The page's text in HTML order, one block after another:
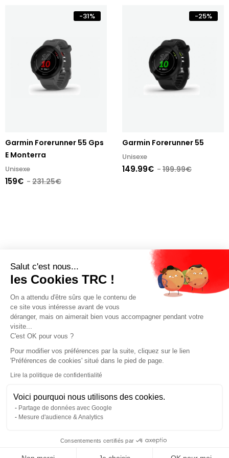
Salut c'est nous...
les Cookies TRC !
On a attendu d'être sûrs que le contenu de
ce site vous intéresse avant de vous
déranger, mais on aimerait bien vous accompagner pendant votre
visite...
C'est OK pour vous ?
Pour modifier vos préférences par la suite, cliquez sur le lien
'Préférences de cookies' situé dans le pied de page.
Lire la politique de confidentialité
Voici pourquoi nous utilisons des cookies.
Partage de données avec Google
Mesure d'audience & Analytics
Consentements certifiés par
-31%
Garmin Forerunner 55 Gps
E Monterra
Unisexe
159€ 231.25€
-25%
Garmin Forerunner 55
Unisexe
149.99€ 199.99€